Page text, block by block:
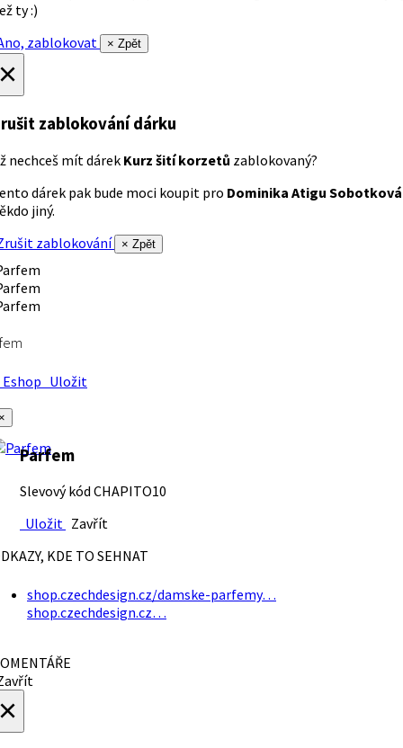
ty :)
zablokovat
× Zpět
zablokování dárku
nechceš mít dárek Kurz šití korzetů zablokovaný?
dárek pak bude moci koupit pro Dominika Atigu Sobotková
jiný.
zablokování
× Zpět
Uložit
Parfem
Slevový kód CHAPITO10
Uložit Zavřít
KDE TO SEHNAT
shop.czechdesign.cz/damske-parfemy…
shop.czechdesign.cz…